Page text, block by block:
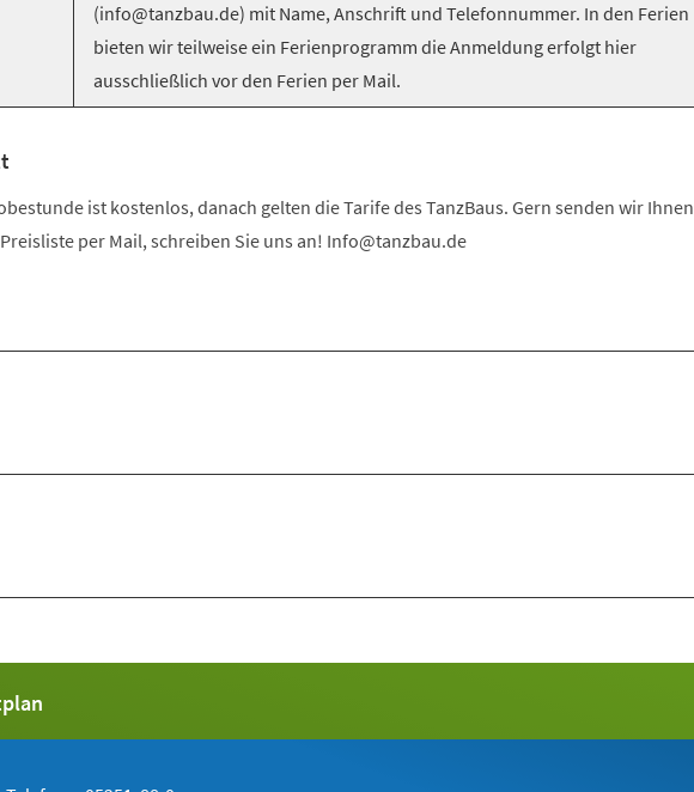
(info@tanzbau.de) mit Name, Anschrift und Telefonnummer. In den Ferien
bieten wir teilweise ein Ferienprogramm die Anmeldung erfolgt hier
ausschließlich vor den Ferien per Mail.
ist kostenlos, danach gelten die Tarife des TanzBaus. Gern senden wir Ihnen
per Mail, schreiben Sie uns an! Info@tanzbau.de